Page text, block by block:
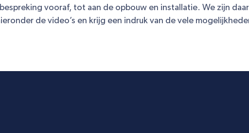
vooraf, tot aan de opbouw en installatie. We zijn
de video’s en krijg een indruk van de vele